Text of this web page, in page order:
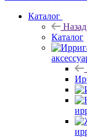
Каталог
Назад
Каталог